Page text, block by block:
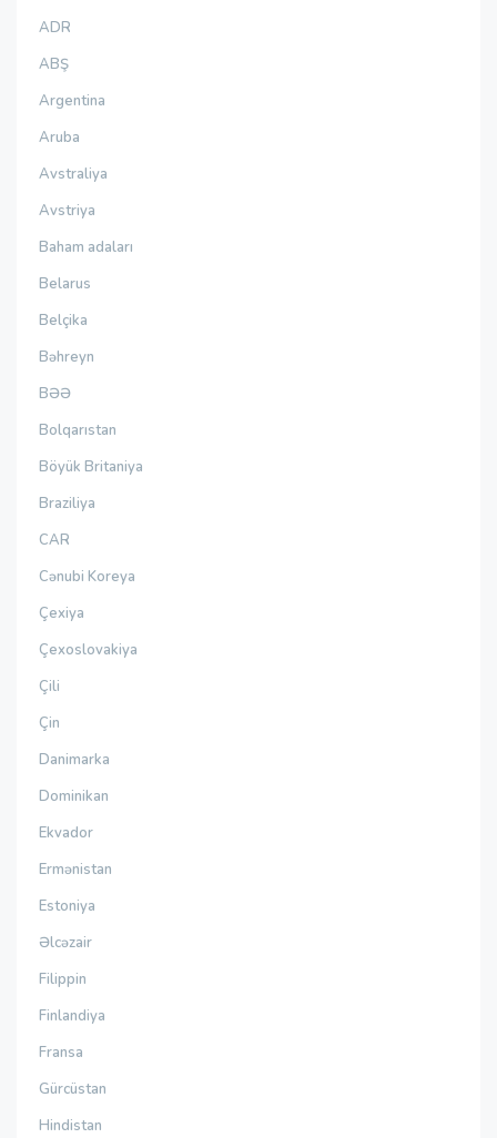
ADR
ABŞ
Argentina
Aruba
Avstraliya
Avstriya
Baham adaları
Belarus
Belçika
Bəhreyn
BƏƏ
Bolqarıstan
Böyük Britaniya
Braziliya
CAR
Cənubi Koreya
Çexiya
Çexoslovakiya
Çili
Çin
Danimarka
Dominikan
Ekvador
Ermənistan
Estoniya
Əlcəzair
Filippin
Finlandiya
Fransa
Gürcüstan
Hindistan